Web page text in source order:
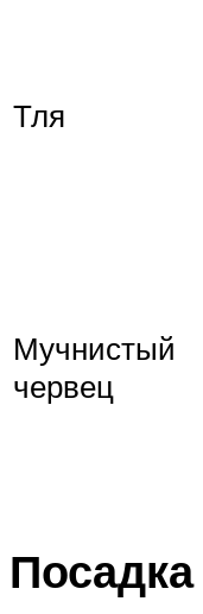
Тля
Мучнистый
червец
Посадка